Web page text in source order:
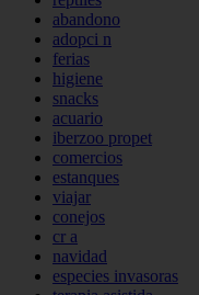
abandono
adopci n
ferias
higiene
snacks
acuario
iberzoo propet
comercios
estanques
viajar
conejos
cr a
navidad
especies invasoras